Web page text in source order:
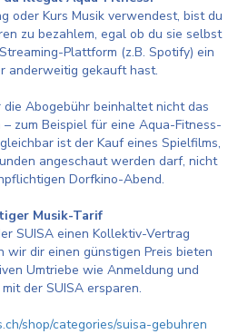
oder Kurs Musik verwendest, bist du
zu bezahlem, egal ob du sie selbst
Plattform (z.B. Spotify) ein
anderweitig gekauft hast.
die Abogebühr beinhaltet nicht das
zum Beispiel für eine Aqua-Fitness-
ist der Kauf eines Spielfilms,
angeschaut werden darf, nicht
Dorfkino-Abend.
Musik-Tarif
SUISA einen Kollektiv-Vertrag
wir dir einen günstigen Preis bieten
Umtriebe wie Anmeldung und
der SUISA ersparen.
shop/categories/suisa-gebuhren